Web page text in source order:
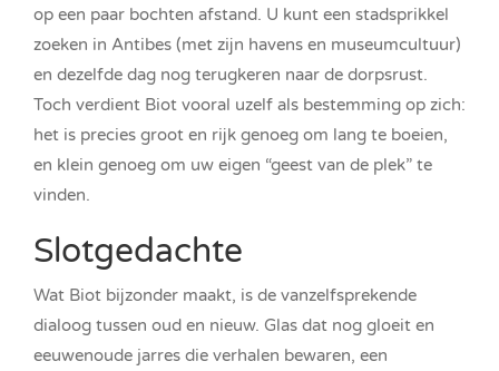
op een paar bochten afstand. U kunt een stadsprikkel
zoeken in Antibes (met zijn havens en museumcultuur)
en dezelfde dag nog terugkeren naar de dorpsrust.
Toch verdient Biot vooral uzelf als bestemming op zich:
het is precies groot en rijk genoeg om lang te boeien,
en klein genoeg om uw eigen “geest van de plek” te
vinden.
Slotgedachte
Wat Biot bijzonder maakt, is de vanzelfsprekende
dialoog tussen oud en nieuw. Glas dat nog gloeit en
eeuwenoude jarres die verhalen bewaren, een